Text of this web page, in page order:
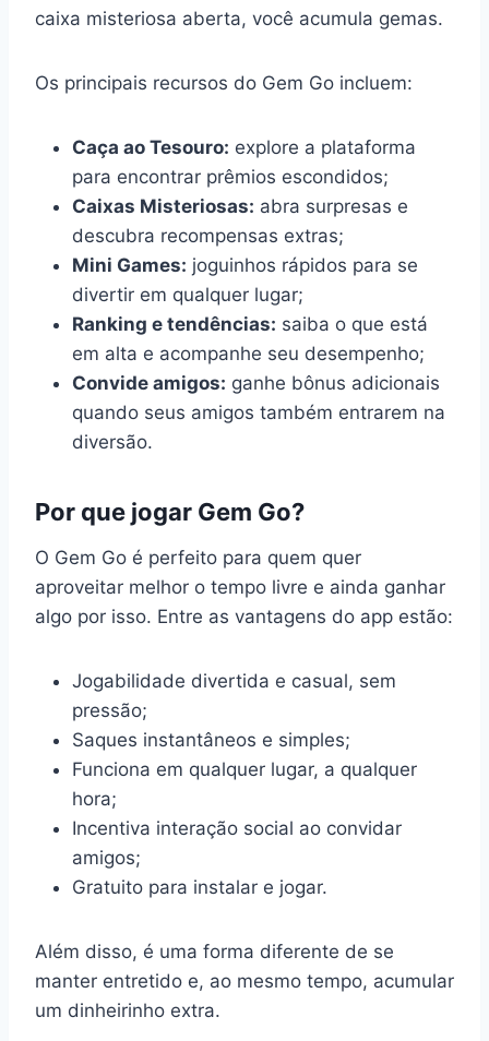
caixa misteriosa aberta, você acumula gemas.
Os principais recursos do Gem Go incluem:
Caça ao Tesouro: explore a plataforma
para encontrar prêmios escondidos;
Caixas Misteriosas: abra surpresas e
descubra recompensas extras;
Mini Games: joguinhos rápidos para se
divertir em qualquer lugar;
Ranking e tendências: saiba o que está
em alta e acompanhe seu desempenho;
Convide amigos: ganhe bônus adicionais
quando seus amigos também entrarem na
diversão.
Por que jogar Gem Go?
O Gem Go é perfeito para quem quer
aproveitar melhor o tempo livre e ainda ganhar
algo por isso. Entre as vantagens do app estão:
Jogabilidade divertida e casual, sem
pressão;
Saques instantâneos e simples;
Funciona em qualquer lugar, a qualquer
hora;
Incentiva interação social ao convidar
amigos;
Gratuito para instalar e jogar.
Além disso, é uma forma diferente de se
manter entretido e, ao mesmo tempo, acumular
um dinheirinho extra.